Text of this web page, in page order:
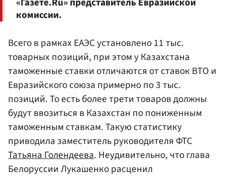
комиссии.
Всего в рамках ЕАЭС установлено 11 тыс.
товарных позиций, при этом у Казахстана
таможенные ставки отличаются от ставок ВТО и
Евразийского союза примерно по 3 тыс.
позиций. То есть более трети товаров должны
будут ввозиться в Казахстан по пониженным
таможенным ставкам. Такую статистику
приводила заместитель руководителя ФТС
Татьяна Голендеева. Неудивительно, что глава
Белоруссии Лукашенко расценил